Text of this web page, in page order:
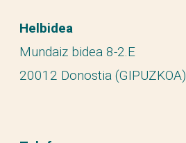
Helbidea
Mundaiz bidea 8-2.E
20012 Donostia (GIPUZKOA)